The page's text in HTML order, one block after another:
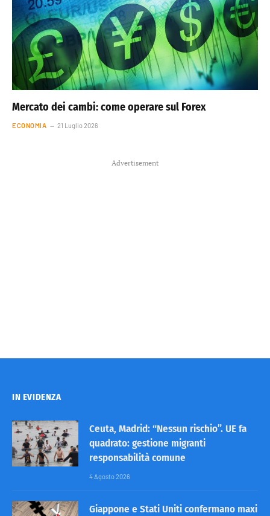
Mercato dei cambi: come operare sul Forex
ECONOMIA 21 Luglio 2026
Advertisement
IN EVIDENZA
Ceuta, Madrid: “Nessun rischio”. UE fa
quadrato: gestione migranti
responsabilità comune
4 Agosto 2026
Giappone e Stati Uniti confermano maxi